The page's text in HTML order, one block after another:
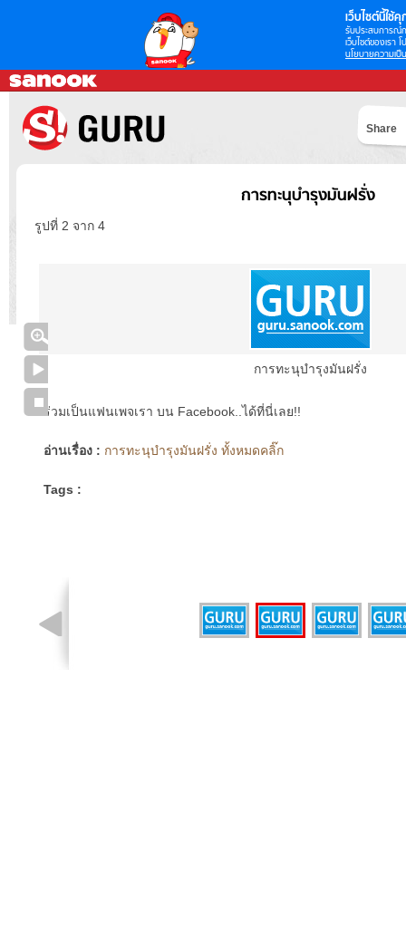
เว็บไซต์นี้ใช้คุ
รับประสบการณ์
เว็บไซต์ของเรา
นโยบายความเป็
Share
การทะนุบำรุงมันฝรั่ง
รูปที่ 2 จาก 4
การทะนุบำรุงมันฝรั่ง
ร่วมเป็นแฟนเพจเรา บน Facebook..ได้ที่นี่เลย!!
อ่านเรื่อง : การทะนุบำรุงมันฝรั่ง ทั้งหมดคลิ๊ก
Tags :